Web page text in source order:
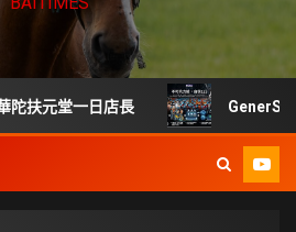
日店長 GenerStand 擬推